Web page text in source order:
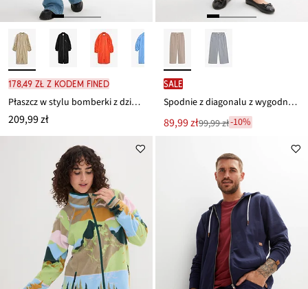
178,49 zł z kodem FINED
Płaszcz w stylu bomberki z dzianinowym kołnierzykiem
209,99 zł
SALE
Spodnie z diagonalu z wygodnym pasem, z mieszanki bawełny
Nowa
cena
89,99 zł
Przeceniono
99,99 zł-10%